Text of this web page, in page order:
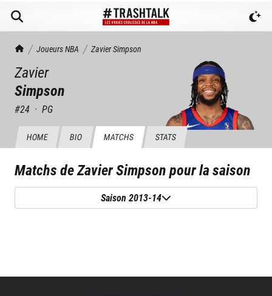
TrashTalk Actu NBA
Joueurs NBA ZavierSimpson
Zavier
Simpson
#24 · PG
HOME BIO MATCHS STATS
Matchs deZavier Simpsonpour la saison
Saison 2013-14